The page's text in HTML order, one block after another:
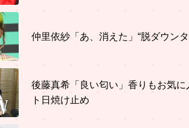
仲里依紗「あ、消えた」“脱ダウン
後藤真希「良い匂い」香りもお気
ト日焼け止め